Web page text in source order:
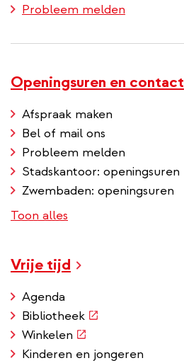
Probleem melden
Openingsuren en contact
Afspraak maken
Bel of mail ons
Probleem melden
Stadskantoor: openingsuren
Zwembaden: openingsuren
Toon alles
Vrije tijd
Agenda
Bibliotheek(externe
link)
Winkelen (externe
link)
Kinderen en jongeren